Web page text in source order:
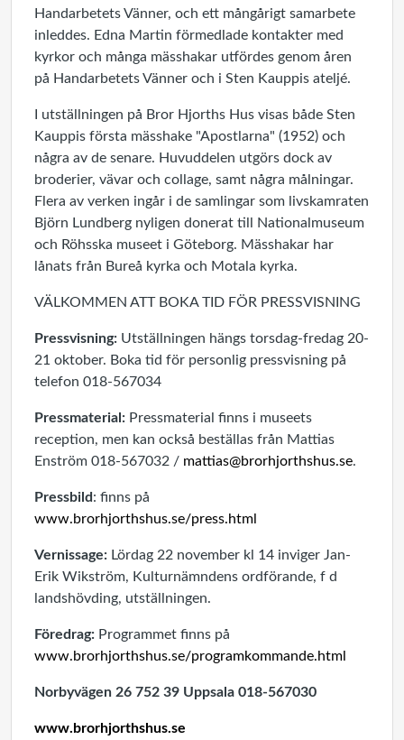
Handarbetets Vänner, och ett mångårigt samarbete
inleddes. Edna Martin förmedlade kontakter med
kyrkor och många mässhakar utfördes genom åren
på Handarbetets Vänner och i Sten Kauppis ateljé.
I utställningen på Bror Hjorths Hus visas både Sten
Kauppis första mässhake "Apostlarna" (1952) och
några av de senare. Huvuddelen utgörs dock av
broderier, vävar och collage, samt några målningar.
Flera av verken ingår i de samlingar som livskamraten
Björn Lundberg nyligen donerat till Nationalmuseum
och Röhsska museet i Göteborg. Mässhakar har
lånats från Bureå kyrka och Motala kyrka.
VÄLKOMMEN ATT BOKA TID FÖR PRESSVISNING
Pressvisning: Utställningen hängs torsdag-fredag 20-
21 oktober. Boka tid för personlig pressvisning på
telefon 018-567034
Pressmaterial: Pressmaterial finns i museets
reception, men kan också beställas från Mattias
Enström 018-567032 / mattias@brorhjorthshus.se.
Pressbild: finns på
www.brorhjorthshus.se/press.html
Vernissage: Lördag 22 november kl 14 inviger Jan-
Erik Wikström, Kulturnämndens ordförande, f d
landshövding, utställningen.
Föredrag: Programmet finns på
www.brorhjorthshus.se/programkommande.html
Norbyvägen 26 752 39 Uppsala 018-567030
www.brorhjorthshus.se